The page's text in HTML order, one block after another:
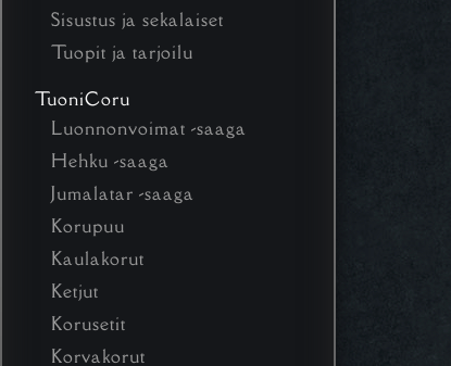
Sisustus ja sekalaiset
Tuopit ja tarjoilu
TuoniCoru
Luonnonvoimat -saaga
Hehku -saaga
Jumalatar -saaga
Korupuu
Kaulakorut
Ketjut
Korusetit
Korvakorut